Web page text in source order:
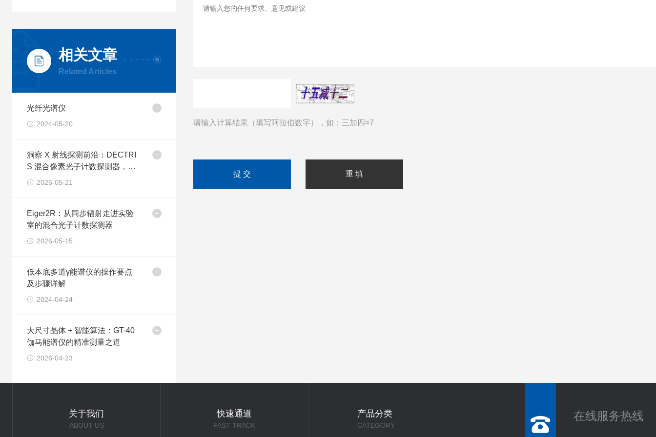
相关文章
Related Articles
光纤光谱仪
2024-05-20
洞察 X 射线探测前沿：DECTRI
S 混合像素光子计数探测器，泰
坤工业匠心引入
2026-05-21
Eiger2R：从同步辐射走进实验
室的混合光子计数探测器
2026-05-15
低本底多道γ能谱仪的操作要点
及步骤详解
2024-04-24
大尺寸晶体 + 智能算法：GT-40
伽马能谱仪的精准测量之道
2026-04-23
请输入计算结果（填写阿拉伯数字），如：三加四=7
关于我们
ABOUT US
快速通道
FAST TRACK
产品分类
CATEGORY
在线服务热线